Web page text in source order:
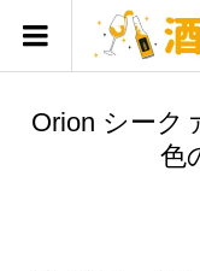
Orion シーク
色